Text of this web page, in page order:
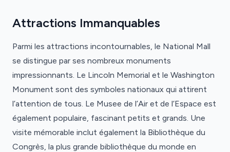
Attractions Immanquables
Parmi les attractions incontournables, le National Mall
se distingue par ses nombreux monuments
impressionnants. Le Lincoln Memorial et le Washington
Monument sont des symboles nationaux qui attirent
l’attention de tous. Le Musee de l’Air et de l’Espace est
également populaire, fascinant petits et grands. Une
visite mémorable inclut également la Bibliothèque du
Congrès, la plus grande bibliothèque du monde en